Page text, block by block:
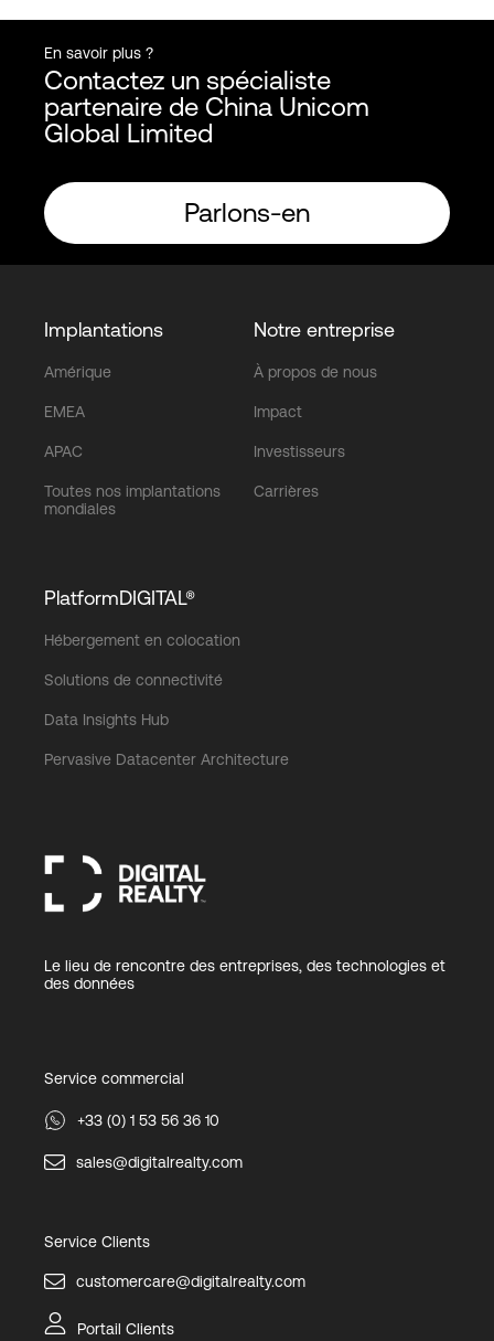
En savoir plus ?
Contactez un spécialiste
partenaire de China Unicom
Global Limited
Parlons-en
Implantations
Amérique
EMEA
APAC
Toutes nos implantations
mondiales
Notre entreprise
À propos de nous
Impact
Investisseurs
Carrières
PlatformDIGITAL®
Hébergement en colocation
Solutions de connectivité
Data Insights Hub
Pervasive Datacenter Architecture
Le lieu de rencontre des entreprises, des technologies et
des données
Service commercial
+33 (0) 1 53 56 36 10
sales@digitalrealty.com
Service Clients
customercare@digitalrealty.com
Portail Clients